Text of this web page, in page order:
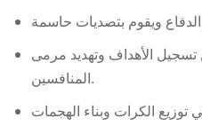
الأهداف وتهديد مرمى
المنافسين.